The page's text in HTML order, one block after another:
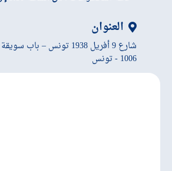
العنوان
شارع 9 أفريل 1938 تونس – باب سويقة
1006 - تونس